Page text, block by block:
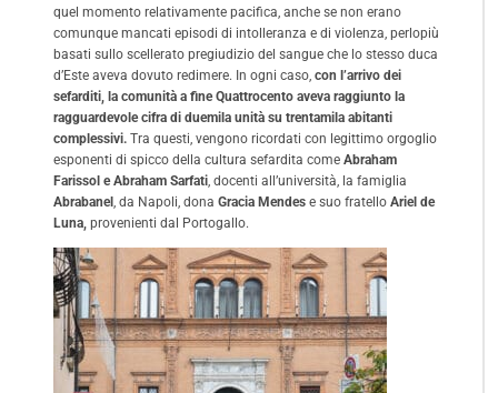
quel momento relativamente pacifica, anche se non erano
comunque mancati episodi di intolleranza e di violenza, perlopiù
basati sullo scellerato pregiudizio del sangue che lo stesso duca
d’Este aveva dovuto redimere. In ogni caso, con l’arrivo dei
sefarditi, la comunità a fine Quattrocento aveva raggiunto la
ragguardevole cifra di duemila unità su trentamila abitanti
complessivi. Tra questi, vengono ricordati con legittimo orgoglio
esponenti di spicco della cultura sefardita come Abraham
Farissol e Abraham Sarfati , docenti all’università, la famiglia
Abrabanel , da Napoli, dona Gracia Mendes e suo fratello Ariel de
Luna, provenienti dal Portogallo.